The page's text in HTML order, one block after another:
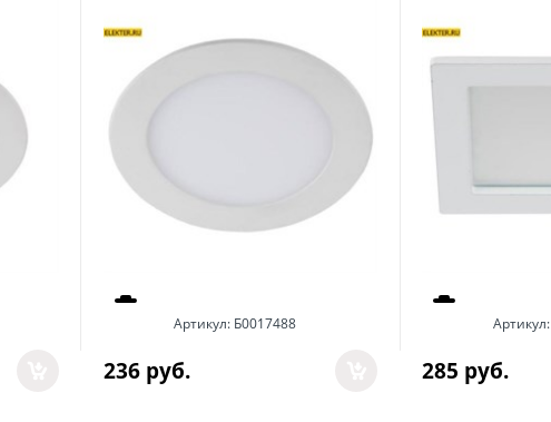
Артикул: Б0017488
236 руб.
Артикул:
285 руб.